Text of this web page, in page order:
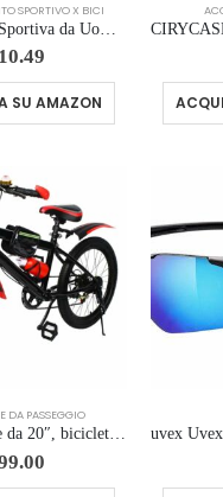
SPORTIVO X BICI
Joma T-Shirt Sportiva da Uomo, 6XS – 3XL – Leggera e Traspirante, Ottimale per la Corsa e fitness – Combi
SU AMAZON
DA PASSEGGIO
Mountain bike da 20″, bicicletta per bambini con parafanghi, 7 marce, per ragazzi e ragazze, in acciaio al carbonio, idea reg